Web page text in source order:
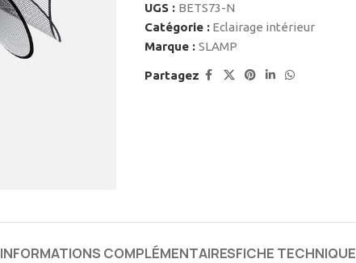
UGS : BETS73-N
Catégorie : Eclairage intérieur
Marque : SLAMP
Partagez
INFORMATIONS COMPLÉMENTAIRESFICHE TECHNIQUE